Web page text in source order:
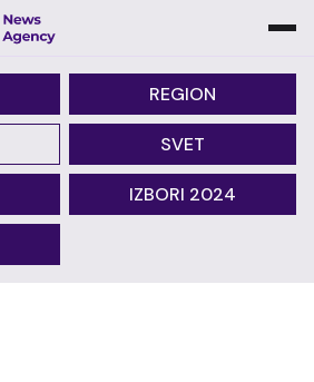
REGION
SVET
IZBORI 2024